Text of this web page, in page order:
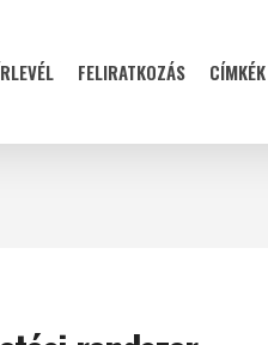
FELIRATKOZÁS CÍMKÉK